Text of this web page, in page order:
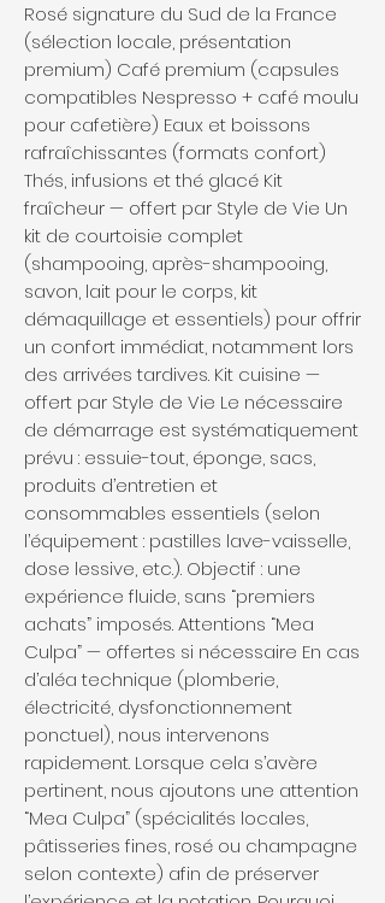
Rosé signature du Sud de la France
(sélection locale, présentation
premium) Café premium (capsules
compatibles Nespresso + café moulu
pour cafetière) Eaux et boissons
rafraîchissantes (formats confort)
Thés, infusions et thé glacé Kit
fraîcheur — offert par Style de Vie Un
kit de courtoisie complet
(shampooing, après-shampooing,
savon, lait pour le corps, kit
démaquillage et essentiels) pour offrir
un confort immédiat, notamment lors
des arrivées tardives. Kit cuisine —
offert par Style de Vie Le nécessaire
de démarrage est systématiquement
prévu : essuie-tout, éponge, sacs,
produits d’entretien et
consommables essentiels (selon
l’équipement : pastilles lave-vaisselle,
dose lessive, etc.). Objectif : une
expérience fluide, sans “premiers
achats” imposés. Attentions “Mea
Culpa” — offertes si nécessaire En cas
d’aléa technique (plomberie,
électricité, dysfonctionnement
ponctuel), nous intervenons
rapidement. Lorsque cela s’avère
pertinent, nous ajoutons une attention
“Mea Culpa” (spécialités locales,
pâtisseries fines, rosé ou champagne
selon contexte) afin de préserver